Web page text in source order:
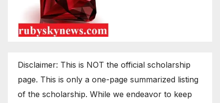
Disclaimer: This is NOT the official scholarship
page. This is only a one-page summarized listing
of the scholarship. While we endeavor to keep